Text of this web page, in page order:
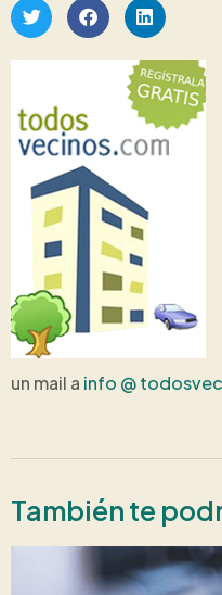
un mail a info @
También te